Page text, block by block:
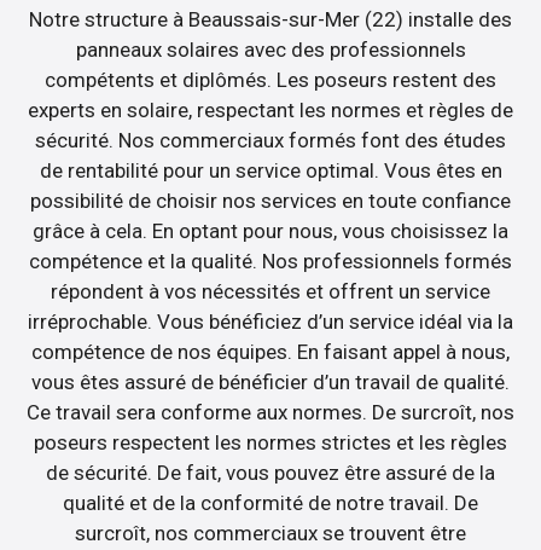
Notre structure à Beaussais-sur-Mer (22) installe des
panneaux solaires avec des professionnels
compétents et diplômés. Les poseurs restent des
experts en solaire, respectant les normes et règles de
sécurité. Nos commerciaux formés font des études
de rentabilité pour un service optimal. Vous êtes en
possibilité de choisir nos services en toute confiance
grâce à cela. En optant pour nous, vous choisissez la
compétence et la qualité. Nos professionnels formés
répondent à vos nécessités et offrent un service
irréprochable. Vous bénéficiez d’un service idéal via la
compétence de nos équipes. En faisant appel à nous,
vous êtes assuré de bénéficier d’un travail de qualité.
Ce travail sera conforme aux normes. De surcroît, nos
poseurs respectent les normes strictes et les règles
de sécurité. De fait, vous pouvez être assuré de la
qualité et de la conformité de notre travail. De
surcroît, nos commerciaux se trouvent être